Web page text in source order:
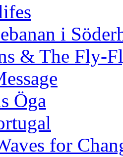
i
& The Fly-
Öga
for